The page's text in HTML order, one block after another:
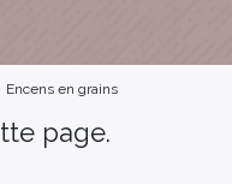
Encens en grains
page.